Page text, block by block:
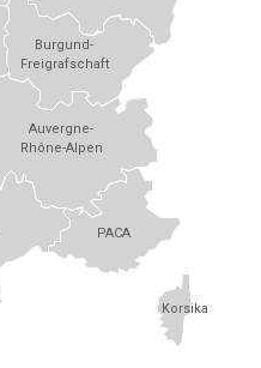
Korsika
PACA
Auvergne-
Rhône-Alpen
Burgund-
Freigrafschaft